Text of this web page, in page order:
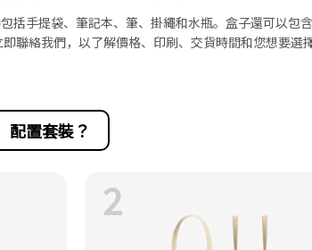
括手提袋、筆記本、筆、掛繩和水瓶。盒子還可以包
聯絡我們，以了解價格、印刷、交貨時間和您想要選
配置套裝？
2